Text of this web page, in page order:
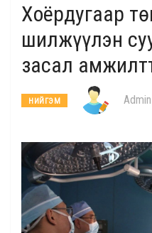
Хоёрдугаар
шилжүүлэн
засал
НИЙГЭМ Admin